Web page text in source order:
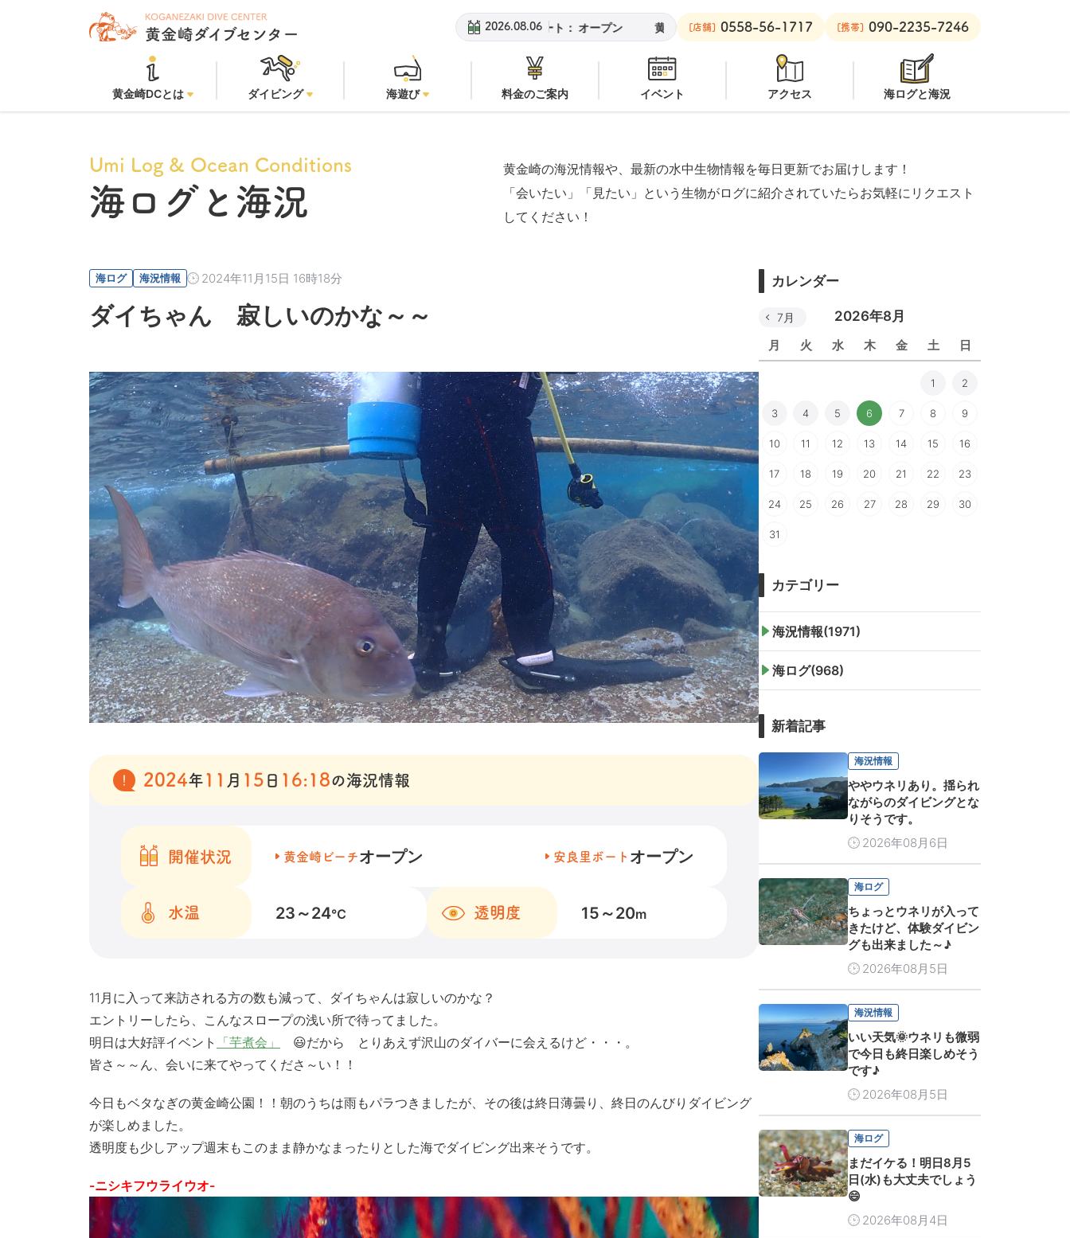
2026.08.06 黄金崎ビーチ：オープン
黄金崎ビーチ： オープン 安良里ボート：オープン
[店舗] 0558-56-1717 [携帯] 090-2235-7246
黄金崎DCとは ダイビング 海遊び 料金のご案内 イベント アクセス 海ログと海況
Umi Log & Ocean Conditions
海ログと海況
黄金崎の海況情報や、最新の水中生物情報を毎日更新でお届けします！
「会いたい」「見たい」という生物がログに紹介されていたらお気軽にリクエスト
してください！
海ログ 海況情報 2024年11月15日 16時18分
ダイちゃん 寂しいのかな～～
2024年 11 月 15 日 16:18の海況情報
開催状況 黄金崎ビーチオープン 安良里ボート オープン
水温 23～24℃ 透明度 15～20m
11月に入って来訪される方の数も減って、ダイちゃんは寂しいのかな？
エントリーしたら、こんなスロープの浅い所で待ってました。
明日は大好評イベント
「芋煮会」
😃だから とりあえず沢山のダイバーに会えるけど・・・。
皆さ～～ん、会いに来てやってくださ～い！！
今日もベタなぎの黄金崎公園！！朝のうちは雨もパラつきましたが、その後は終日薄曇り、終日のんびりダイビング
が楽しめました。
透明度も少しアップ週末もこのまま静かなまったりとした海でダイビング出来そうです。
-ニシキフウライウオ-
カレンダー
2026年8月
月 火 水 木 金 土 日
7月
1 2
3 4 5 6 7 8 9
10 11 12 13 14 15 16
17 18 19 20 21 22 23
24 25 26 27 28 29 30
31
カテゴリー
海況情報(1971)
海ログ(968)
新着記事
海況情報
ややウネリあり。揺られ
ながらのダイビングとな
りそうです。
2026年08月6日
海ログ
ちょっとウネリが入って
きたけど、体験ダイビン
グも出来ました～♪
2026年08月5日
海況情報
いい天気🌞ウネリも微弱
で今日も終日楽しめそう
です♪
2026年08月5日
海ログ
まだイケる！明日8月5
日(水)も大丈夫でしょう
😄
2026年08月4日